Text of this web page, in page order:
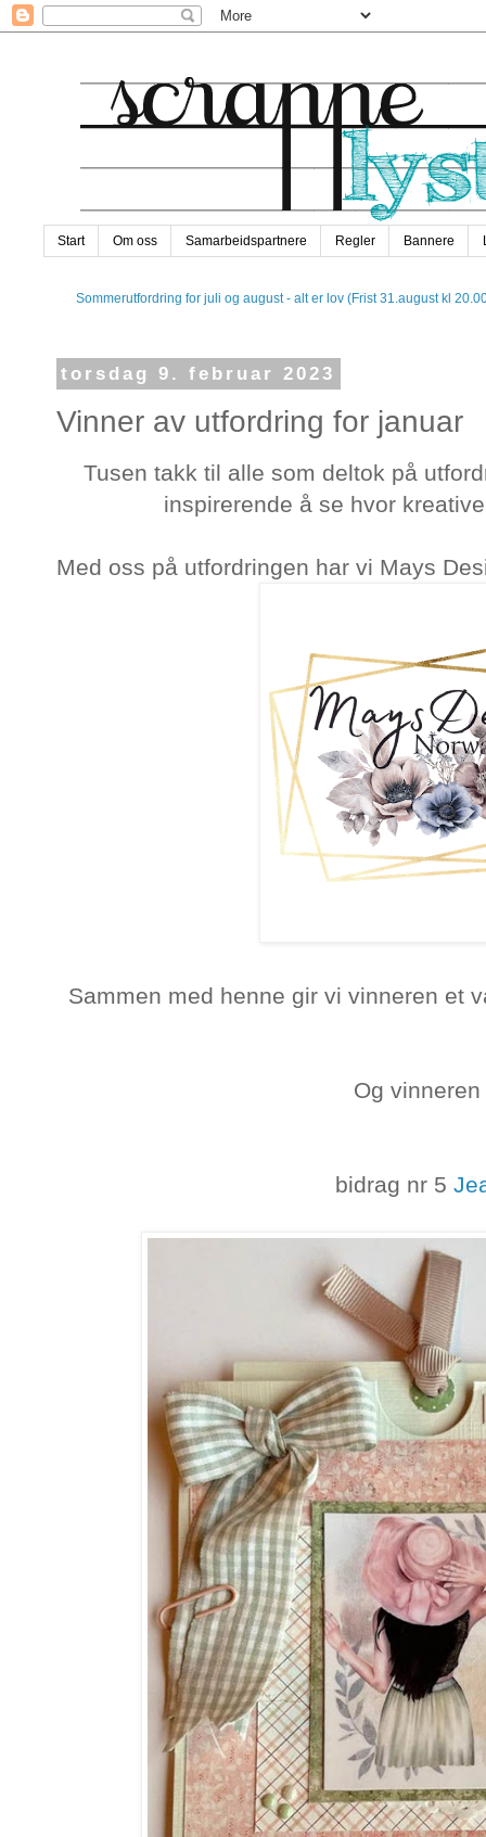
Start Om oss Samarbeidspartnere Regler Bannere
Sommerutfordring for juli og august - alt er lov (Frist 31.august kl
torsdag 9. februar 2023
Vinner av utfordring for januar
Tusen takk til alle som deltok på
inspirerende å se hvor
Med oss på utfordringen har vi Mays
Sammen med henne gir vi vinneren et
Og
bidrag nr 5